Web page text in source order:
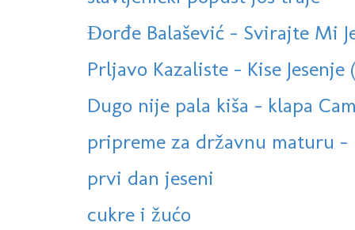
Đorđe Balašević - Svirajte Mi
Prljavo Kazaliste - Kise Jesenje
Dugo nije pala kiša - klapa
pripreme za državnu maturu -
prvi dan jeseni
cukre i žućo